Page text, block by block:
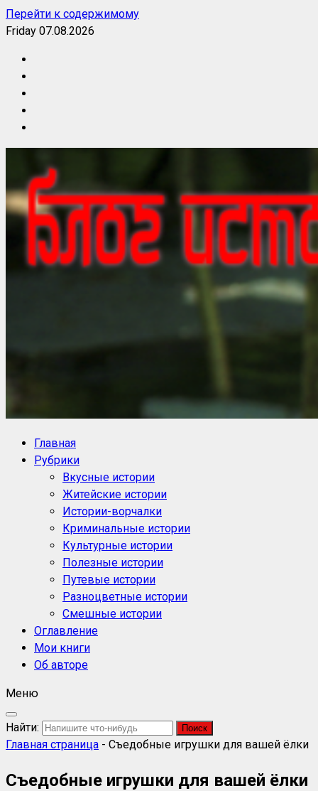
Перейти к содержимому
Friday 07.08.2026
Блог историй NoorySan
Главная
Рубрики
Вкусные истории
Житейские истории
Истории-ворчалки
Криминальные истории
Культурные истории
Полезные истории
Путевые истории
Разноцветные истории
Смешные истории
Оглавление
Мои книги
Об авторе
Меню
Найти:
Главная страница - Съедобные игрушки для вашей ёлки
Съедобные игрушки для вашей ёлки